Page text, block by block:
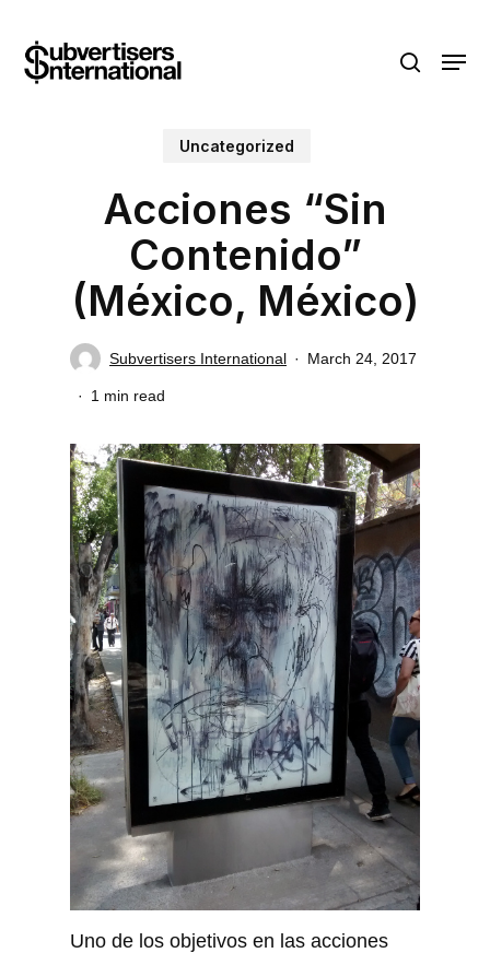
main
search
Menu
Uncategorized
Acciones “Sin
Contenido”
(México, México)
Subvertisers International March 24, 2017
1 min read
Uno de los objetivos en las acciones